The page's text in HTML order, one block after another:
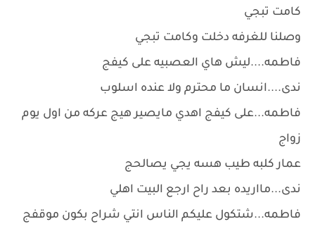
كامت تبجي
وصلنا للغرفه دخلت وكامت تبجي
فاطمه....ليش هاي العصبيه على كيفج
ندى....انسان ما محترم ولا عنده اسلوب
فاطمه...على كيفج اهدي مايصير هيج عركه من اول يوم
زواج
عمار كلبه طيب هسه يجي يصالحج
ندى...مااريده بعد راح ارجع البيت اهلي
فاطمه...شتكول عليكم الناس انتي شراح بكون موقفج